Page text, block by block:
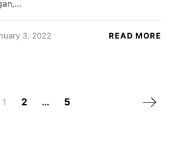
3, 2022 READ MORE
1 2 … 5 Next